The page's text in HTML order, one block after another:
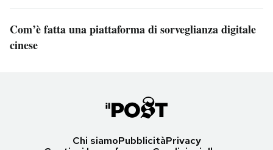
Com’è fatta una piattaforma di sorveglianza digitale
cinese
Chi siamoPubblicitàPrivacy